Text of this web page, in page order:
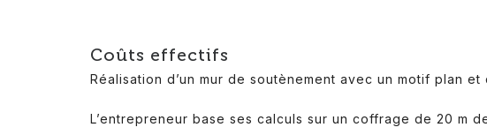
Coûts effectifs
Réalisation d’un mur de soutènement avec un motif plan
L’entrepreneur base ses calculs sur un coffrage de 20 m